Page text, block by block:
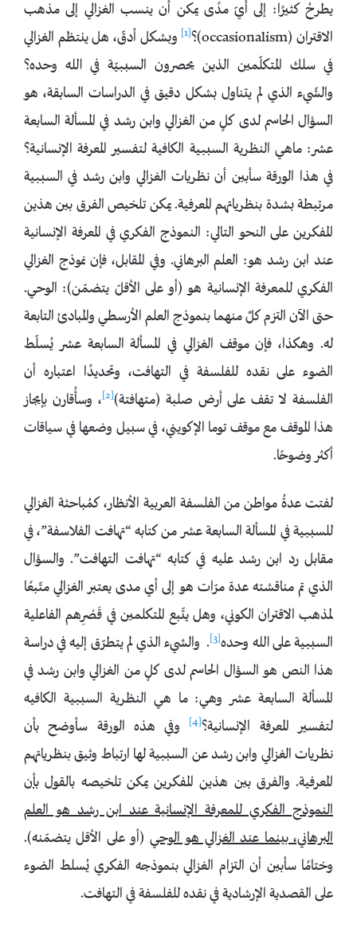
يطرحُ كثيرًا: إلى أيّ مدًى يمكن أن ينسب الغزالي إلى مذهب
الاقتران (occasionalism)؟
[1]
وبشكل أدقّ، هل ينتظم الغزالي
في سلك المتكلّمين الذين يحصرون السببيّة في الله وحده؟
والشّيء الذي لم يتناول بشكل دقيق في الدراسات السابقة، هو
السؤال الحاسم لدى كلٍ من الغزالي وابن رشد في المسألة السابعة
عشر: ماهي النظرية السببية الكافية لتفسير المعرفة الإنسانية؟
في هذا الورقة سأبين أن نظريات الغزالي وابن رشد في السببية
مرتبطة بشدة بنظرياتهم المعرفية. يمكن تلخيص الفرق بين هذين
المفكرين على النحو التالي: النموذج الفكري في المعرفة الإنسانية
عند ابن رشد هو: العلم البرهاني. وفي المقابل، فإن نموذج الغزالي
الفكري للمعرفة الإنسانية هو (أو على الأقلّ يتضمّن): الوحي.
حتى الآن التزم كلٌ منهما بنموذج العلم الأرسطي والمبادئ التابعة
له. وهكذا، فإن موقف الغزالي في المسألة السابعة عشر يُسلّط
الضوء على نقده للفلسفة في التهافت، وتحديدًا اعتباره أن
الفلسفة لا تقف على أرض صلبة (متهافتة)[2]
، وسأُقارن بإيجاز
هذا الموقف مع موقف توما الإكويني، في سبيل وضعها في سياقات
أكثر وضوحًا.
لفتت عدةُ مواطن من الفلسفة العربية الأنظار، كمُباحثة الغزالي
للسببية في المسألة السابعة عشر من كتابه “تهافت الفلاسفة”، في
مقابل رد ابن رشد عليه في كتابه “تهافت التهافت”. والسؤال
الذي تم مناقشته عدة مرّات هو إلى أي مدى يعتبر الغزالي متّبعًا
لمذهب الاقتران الكوني، وهل يتّبع المتكلمين في قَصْرِهم الفاعلية
السببية على الله وحده[3] . والشيء الذي لم يتطرّق إليه في دراسة
هذا النص هو السؤال الحاسم لدى كلٍ من الغزالي وابن رشد في
المسألة السابعة عشر وهي: ما هي النظرية السببية الكافيه
لتفسير المعرفة الإنسانية؟[4]
وفي هذه الورقة سأوضح بأن
نظريات الغزالي وابن رشد عن السببية لها ارتباط وثيق بنظرياتهم
المعرفية. والفرق بين هذين المفكرين يمكن تلخيصه بالقول بأن
النموذج الفكري للمعرفة الإنسانية عند ابن رشد هو العلم
البرهاني، بينما عند الغزالي هو الوحي (أو على الأقل يتضمّنه).
وختامًا سأبين أن التزام الغزالي بنموذجه الفكري يُسلط الضوء
على القصدية الإرشادية في نقده للفلسفة في التهافت.